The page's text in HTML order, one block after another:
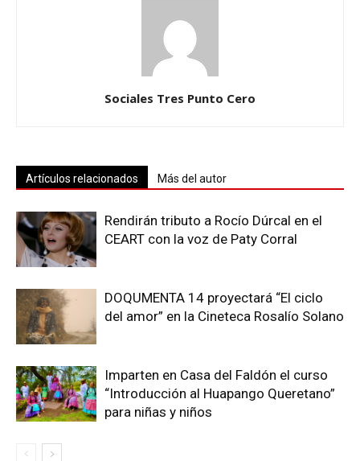
Sociales Tres Punto Cero
Artículos relacionados Más del autor
Rendirán tributo a Rocío Dúrcal en el
CEART con la voz de Paty Corral
DOQUMENTA 14 proyectará “El ciclo
del amor” en la Cineteca Rosalío Solano
Imparten en Casa del Faldón el curso
“Introducción al Huapango Queretano”
para niñas y niños